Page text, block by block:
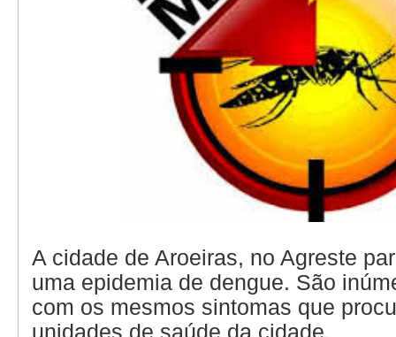
A cidade de Aroeiras, no Agreste
uma epidemia de dengue. São
com os mesmos sintomas que